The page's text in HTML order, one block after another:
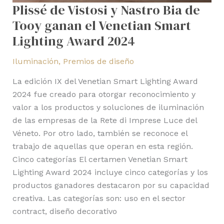
Plissé de Vistosi y Nastro Bia de
Tooy ganan el Venetian Smart
Lighting Award 2024
Iluminación, Premios de diseño
La edición IX del Venetian Smart Lighting Award
2024 fue creado para otorgar reconocimiento y
valor a los productos y soluciones de iluminación
de las empresas de la Rete di Imprese Luce del
Véneto. Por otro lado, también se reconoce el
trabajo de aquellas que operan en esta región.
Cinco categorías El certamen Venetian Smart
Lighting Award 2024 incluye cinco categorías y los
productos ganadores destacaron por su capacidad
creativa. Las categorías son: uso en el sector
contract, diseño decorativo